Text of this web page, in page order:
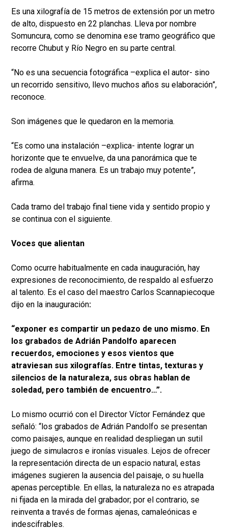
Es una xilografía de 15 metros de extensión por un metro
de alto, dispuesto en 22 planchas. Lleva por nombre
Somuncura, como se denomina ese tramo geográfico que
recorre Chubut y Río Negro en su parte central.
“No es una secuencia fotográfica –explica el autor- sino
un recorrido sensitivo, llevo muchos años su elaboración”,
reconoce.
Son imágenes que le quedaron en la memoria.
“Es como una instalación –explica- intente lograr un
horizonte que te envuelve, da una panorámica que te
rodea de alguna manera. Es un trabajo muy potente”,
afirma.
Cada tramo del trabajo final tiene vida y sentido propio y
se continua con el siguiente.
Voces que alientan
Como ocurre habitualmente en cada inauguración, hay
expresiones de reconocimiento, de respaldo al esfuerzo
al talento. Es el caso del maestro Carlos Scannapiecoque
dijo en la inauguración:
“exponer es compartir un pedazo de uno mismo. En
los grabados de Adrián Pandolfo aparecen
recuerdos, emociones y esos vientos que
atraviesan sus xilografías. Entre tintas, texturas y
silencios de la naturaleza, sus obras hablan de
soledad, pero también de encuentro…”.
Lo mismo ocurrió con el Director Víctor Fernández que
señaló: “los grabados de Adrián Pandolfo se presentan
como paisajes, aunque en realidad despliegan un sutil
juego de simulacros e ironías visuales. Lejos de ofrecer
la representación directa de un espacio natural, estas
imágenes sugieren la ausencia del paisaje, o su huella
apenas perceptible. En ellas, la naturaleza no es atrapada
ni fijada en la mirada del grabador; por el contrario, se
reinventa a través de formas ajenas, camaleónicas e
indescifrables.